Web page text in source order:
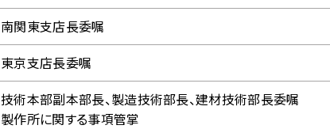
南関東支店長委嘱
東京支店長委嘱
技術本部副本部長、製造技術部長、建材技術部長委嘱
製作所に関する事項管掌